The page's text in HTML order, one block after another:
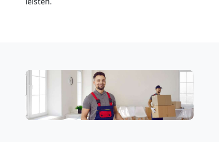
Büroumzug
Expressumzug
Leonding